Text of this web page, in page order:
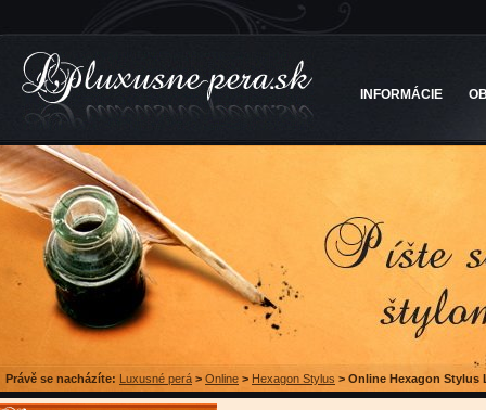
INFORMÁCIE
Právě se nacházíte: Luxusné perá > Online > Hexagon Stylus > Online Hexagon Stylus